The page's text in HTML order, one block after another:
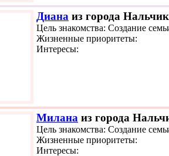
Диана из города
Цель знакомства: Создание
Жизненные приоритеты:
Интересы:
Милана из города
Цель знакомства: Создание
Жизненные приоритеты:
Интересы: